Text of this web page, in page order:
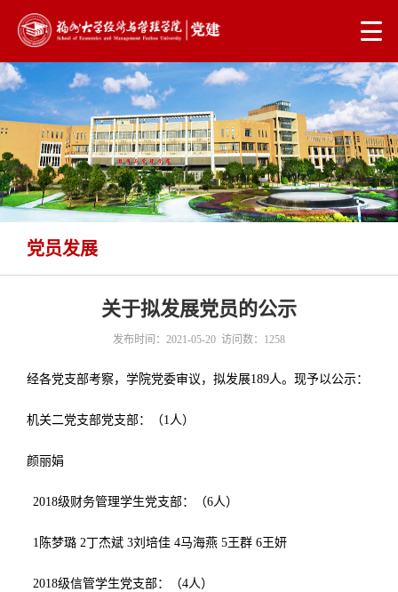
党员发展
当前位置： 首页 > 党建工作 > 党员发展
关于拟发展党员的公示
发布时间：2021-05-20 访问数： 1258
经各党支部考察，学院党委审议，拟发展189人。现予以公示：
机关二党支部党支部 ：（1人）
颜丽娟
2018级财务管理学生党支部：（6人）
1 陈梦璐 2丁杰斌 3刘培佳 4马海燕 5王群 6王妍
2018级信管学生党支部：（4人）